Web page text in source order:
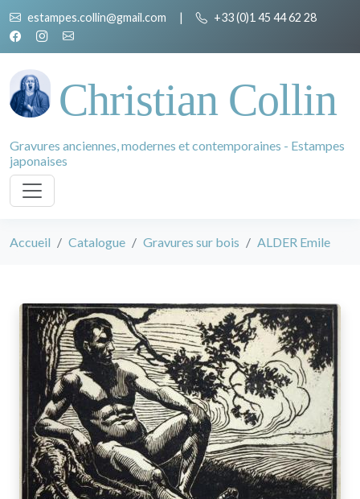
estampes.collin@gmail.com | +33 (0)1 45 44 62 28
Christian Collin
Gravures anciennes, modernes et contemporaines - Estampes
japonaises
Accueil Catalogue Gravures sur bois ALDER Emile